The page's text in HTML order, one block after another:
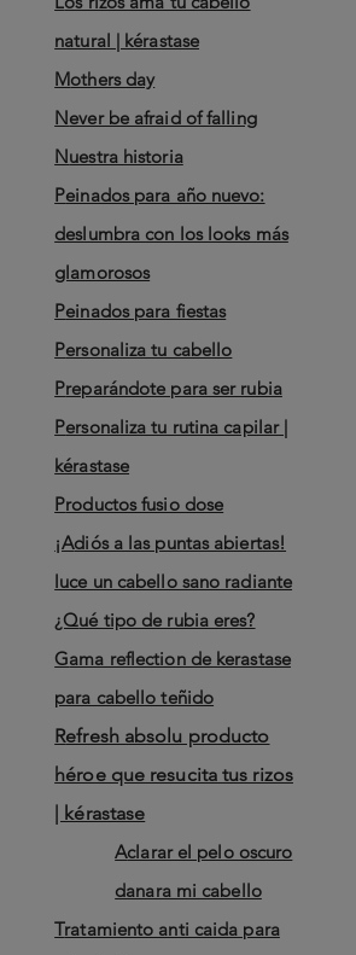
natural | kérastase
mothers day
never be afraid of falling
nuestra historia
peinados para año nuevo:
deslumbra con los looks más
glamorosos
peinados para fiestas
personaliza tu cabello
preparándote para ser rubia
personaliza tu rutina capilar |
kérastase
productos fusio dose
¡adiós a las puntas abiertas!
luce un cabello sano radiante
¿qué tipo de rubia eres?
gama reflection de kerastase
para cabello teñido
refresh absolu producto
héroe que resucita tus rizos
| kérastase
aclarar el pelo oscuro
danara mi cabello
tratamiento anti caida para